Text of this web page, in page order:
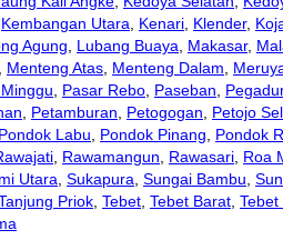
Kembangan Utara, Kenari, Klender,
Agung, Lubang Buaya, Makasar,
, Menteng Atas, Menteng Dalam,
, Pasar Rebo, Paseban,
, Petamburan, Petogogan, Petojo
Pondok Labu, Pondok Pinang, Pondok
, Rawamangun, Rawasari, Roa
Utara, Sukapura, Sungai Bambu,
Priok, Tebet, Tebet Barat, Tebet